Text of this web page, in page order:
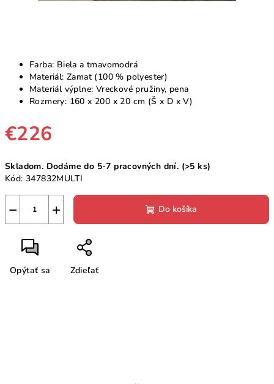
Farba: Biela a tmavomodrá
Materiál: Zamat (100 % polyester)
Materiál výplne: Vreckové pružiny, pena
Rozmery: 160 x 200 x 20 cm (Š x D x V)
€226
cena:
Skladom. Dodáme do 5-7 pracovných dní. (>5 ks)
Kód: 347832MULTI
+
− Do košíka
Opýtať sa Zdieľať